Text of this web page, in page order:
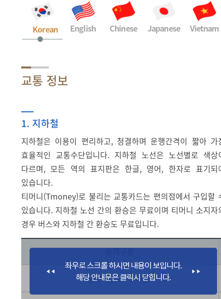
Korean English Chinese Japanese Vietnam
교통 정보
1. 지하철
지하철은 이용이 편리하고, 청결하며 운행간격이 짧아 가
효율적인 교통수단입니다. 지하철 노선은 노선별로 색상
다르며, 모든 역의 표지판은 한글, 영어, 한자로 표기되
있습니다.
티머니(Tmoney)로 불리는 교통카드는 편의점에서 구입할
있습니다. 지하철 노선 간의 환승은 무료이며 티머니 소지자
경우 버스와 지하철 간 환승도 무료입니다.
승객구분
일반 (만 19세 이상)